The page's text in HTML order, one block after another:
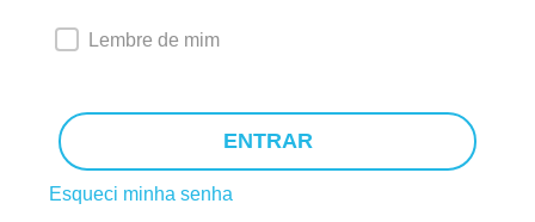
Lembre de mim
ENTRAR
Esqueci minha senha